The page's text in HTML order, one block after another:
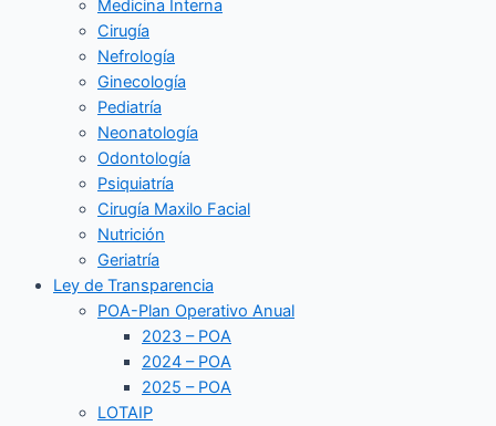
Medicina Interna
Cirugía
Nefrología
Ginecología
Pediatría
Neonatología
Odontología
Psiquiatría
Cirugía Maxilo Facial
Nutrición
Geriatría
Ley de Transparencia
POA-Plan Operativo Anual
2023 – POA
2024 – POA
2025 – POA
LOTAIP